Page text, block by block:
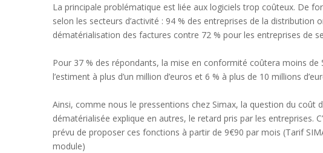
La principale problématique est liée aux logiciels trop coûteux. De
selon les secteurs d’activité : 94 % des entreprises de la distribution
dématérialisation des factures contre 72 % pour les entreprises de
Pour 37 % des répondants, la mise en conformité coûtera moins de
l’estiment à plus d’un million d’euros et 6 % à plus de 10 millions
Ainsi, comme nous le pressentions chez Simax, la question du coût
dématérialisée explique en autres, le retard pris par les entreprises.
prévu de proposer ces fonctions à partir de 9€90 par mois (Tarif
module)